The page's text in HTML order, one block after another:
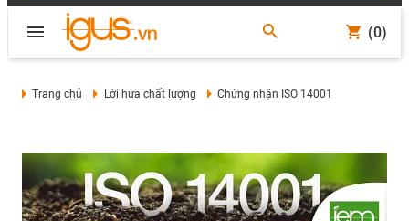
(0)
Trang chủ Lời hứa chất lượng Chứng nhận ISO 14001